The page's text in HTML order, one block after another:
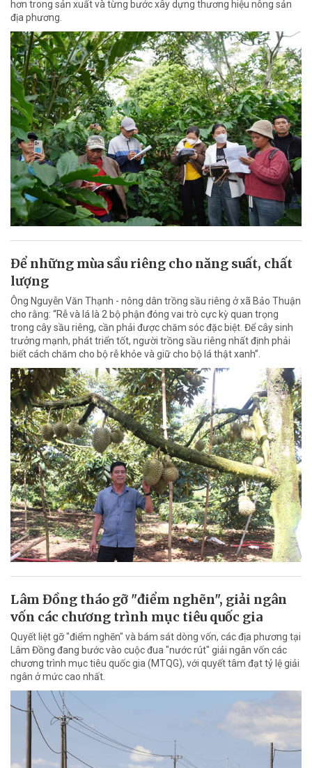
hơn trong sản xuất và từng bước xây dựng thương hiệu nông sản
địa phương.
Để những mùa sầu riêng cho năng suất, chất
lượng
Ông Nguyễn Văn Thạnh - nông dân trồng sầu riêng ở xã Bảo Thuận
cho rằng: “Rễ và lá là 2 bộ phận đóng vai trò cực kỳ quan trọng
trong cây sầu riêng, cần phải được chăm sóc đặc biệt. Để cây sinh
trưởng mạnh, phát triển tốt, người trồng sầu riêng nhất định phải
biết cách chăm cho bộ rễ khỏe và giữ cho bộ lá thật xanh”.
Lâm Đồng tháo gỡ "điểm nghẽn", giải ngân
vốn các chương trình mục tiêu quốc gia
Quyết liệt gỡ "điểm nghẽn" và bám sát dòng vốn, các địa phương tại
Lâm Đồng đang bước vào cuộc đua "nước rút" giải ngân vốn các
chương trình mục tiêu quốc gia (MTQG), với quyết tâm đạt tỷ lệ giải
ngân ở mức cao nhất.